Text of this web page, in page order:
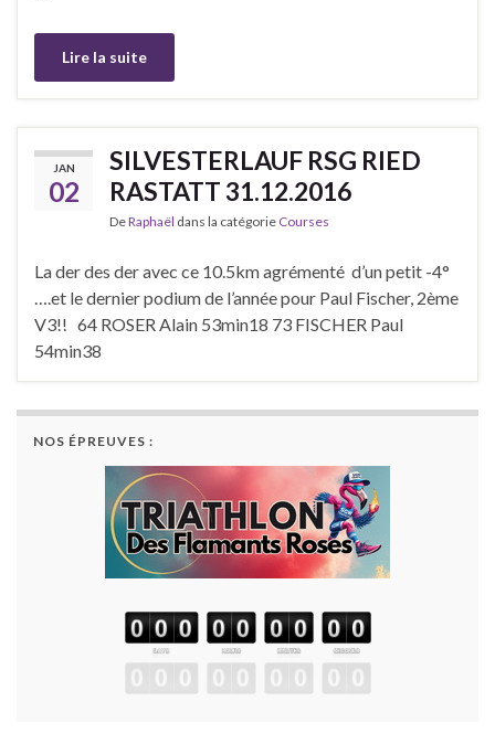
Lire la suite
JAN
02
SILVESTERLAUF RSG RIED
RASTATT 31.12.2016
DeRaphaël dans la catégorie Courses
La der des der avec ce 10.5km agrémenté d’un petit -4°
….et le dernier podium de l’année pour Paul Fischer, 2ème
V3!! 64 ROSER Alain 53min18 73 FISCHER Paul
54min38
NOS ÉPREUVES :